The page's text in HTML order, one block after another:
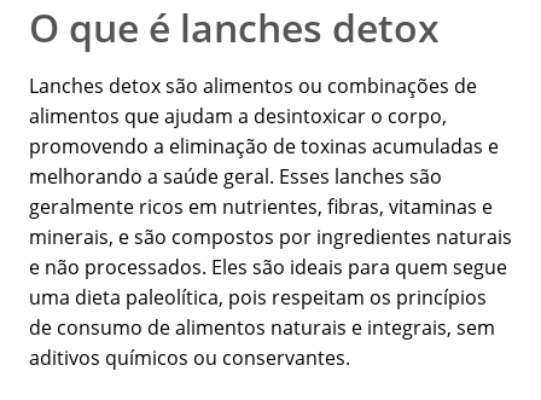
O que é lanches detox
Lanches detox são alimentos ou combinações de
alimentos que ajudam a desintoxicar o corpo,
promovendo a eliminação de toxinas acumuladas e
melhorando a saúde geral. Esses lanches são
geralmente ricos em nutrientes, fibras, vitaminas e
minerais, e são compostos por ingredientes naturais
e não processados. Eles são ideais para quem segue
uma dieta paleolítica, pois respeitam os princípios
de consumo de alimentos naturais e integrais, sem
aditivos químicos ou conservantes.